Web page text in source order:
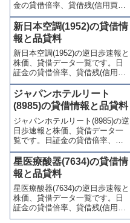
金の貸借倍率、貸借残(信用買
残、信用売残)、品貸料(逆日
歩)、東証の週末残高、規制(注意
喚起・申込停止)など、空売り関
連情報を集計し、図解でわかり
やすくまとめて掲載していま
す。
新日本空調(1952)の貸借情
報と品貸料
新日本空調(1952)の逆日歩速報と
株価、貸借データ一覧です。日
証金の貸借倍率、貸借残(信用買
残、信用売残)、品貸料(逆日
歩)、東証の週末残高、規制(注意
喚起・申込停止)など、空売り関
連情報を集計し、図解でわかり
やすくまとめて掲載していま
す。
ジャパンホテルリート
(8985)の貸借情報と品貸料
ジャパンホテルリート(8985)の逆
日歩速報と株価、貸借データ一
覧です。日証金の貸借倍率、貸
借残(信用買残、信用売残)、品貸
料(逆日歩)、東証の週末残高、規
制(注意喚起・申込停止)など、空
売り関連情報を集計し、図解で
わかりやすくまとめて掲載して
います。
星医療酸器(7634)の貸借情
報と品貸料
星医療酸器(7634)の逆日歩速報と
株価、貸借データ一覧です。日
証金の貸借倍率、貸借残(信用買
残、信用売残)、品貸料(逆日